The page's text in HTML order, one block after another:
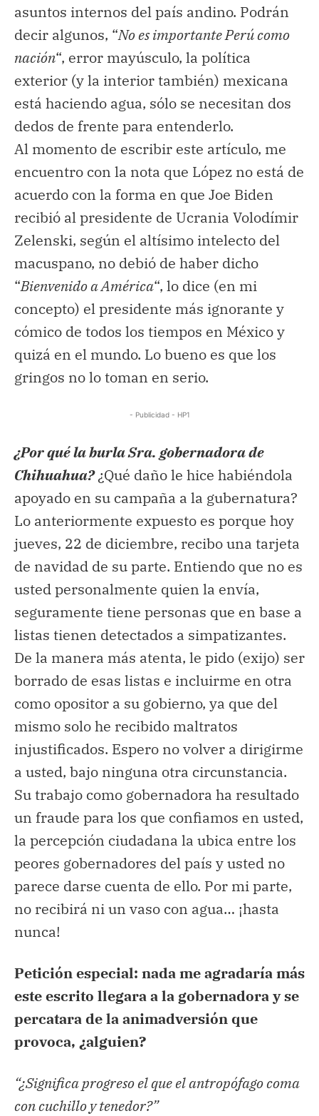
asuntos internos del país andino. Podrán
decir algunos, “No es importante Perú como
nación“, error mayúsculo, la política
exterior (y la interior también) mexicana
está haciendo agua, sólo se necesitan dos
dedos de frente para entenderlo.
Al momento de escribir este artículo, me
encuentro con la nota que López no está de
acuerdo con la forma en que Joe Biden
recibió al presidente de Ucrania Volodímir
Zelenski, según el altísimo intelecto del
macuspano, no debió de haber dicho
“Bienvenido a América“, lo dice (en mi
concepto) el presidente más ignorante y
cómico de todos los tiempos en México y
quizá en el mundo. Lo bueno es que los
gringos no lo toman en serio.
- Publicidad - HP1
¿Por qué la burla Sra. gobernadora de
Chihuahua?¿Qué daño le hice habiéndola
apoyado en su campaña a la gubernatura?
Lo anteriormente expuesto es porque hoy
jueves, 22 de diciembre, recibo una tarjeta
de navidad de su parte. Entiendo que no es
usted personalmente quien la envía,
seguramente tiene personas que en base a
listas tienen detectados a simpatizantes.
De la manera más atenta, le pido (exijo) ser
borrado de esas listas e incluirme en otra
como opositor a su gobierno, ya que del
mismo solo he recibido maltratos
injustificados. Espero no volver a dirigirme
a usted, bajo ninguna otra circunstancia.
Su trabajo como gobernadora ha resultado
un fraude para los que confiamos en usted,
la percepción ciudadana la ubica entre los
peores gobernadores del país y usted no
parece darse cuenta de ello. Por mi parte,
no recibirá ni un vaso con agua… ¡hasta
nunca!
Petición especial: nada me agradaría más
este escrito llegara a la gobernadora y se
percatara de la animadversión que
provoca, ¿alguien?
“¿Significa progreso el que el antropófago coma
con cuchillo y tenedor?”